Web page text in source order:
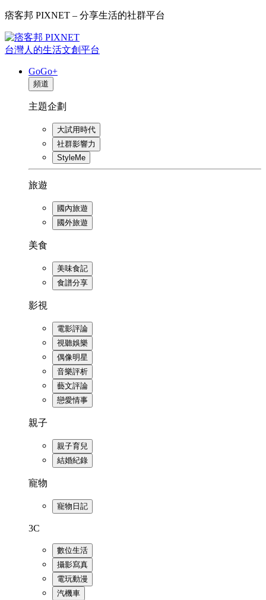
痞客邦 PIXNET – 分享生活的社群平台
台灣人的生活文創平台
GoGo+
頻道
主題企劃
大試用時代
社群影響力
StyleMe
旅遊
國內旅遊
國外旅遊
美食
美味食記
食譜分享
影視
電影評論
視聽娛樂
偶像明星
音樂評析
藝文評論
戀愛情事
親子
親子育兒
結婚紀錄
寵物
寵物日記
3C
數位生活
攝影寫真
電玩動漫
汽機車